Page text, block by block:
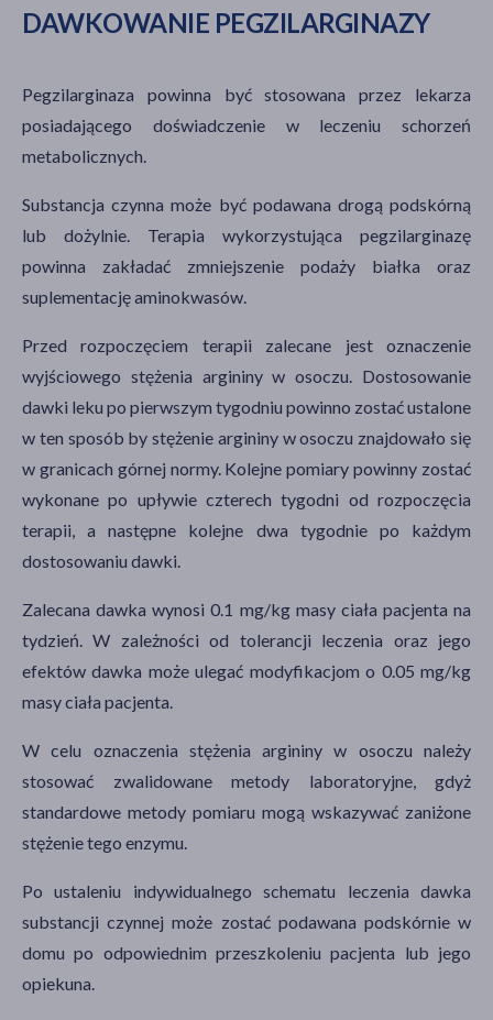
DAWKOWANIE PEGZILARGINAZY
Pegzilarginaza powinna być stosowana przez lekarza
posiadającego doświadczenie w leczeniu schorzeń
metabolicznych.
Substancja czynna może być podawana drogą podskórną
lub dożylnie. Terapia wykorzystująca pegzilarginazę
powinna zakładać zmniejszenie podaży białka oraz
suplementację aminokwasów.
Przed rozpoczęciem terapii zalecane jest oznaczenie
wyjściowego stężenia argininy w osoczu. Dostosowanie
dawki leku po pierwszym tygodniu powinno zostać ustalone
w ten sposób by stężenie argininy w osoczu znajdowało się
w granicach górnej normy. Kolejne pomiary powinny zostać
wykonane po upływie czterech tygodni od rozpoczęcia
terapii, a następne kolejne dwa tygodnie po każdym
dostosowaniu dawki.
Zalecana dawka wynosi 0.1 mg/kg masy ciała pacjenta na
tydzień. W zależności od tolerancji leczenia oraz jego
efektów dawka może ulegać modyfikacjom o 0.05 mg/kg
masy ciała pacjenta.
W celu oznaczenia stężenia argininy w osoczu należy
stosować zwalidowane metody laboratoryjne, gdyż
standardowe metody pomiaru mogą wskazywać zaniżone
stężenie tego enzymu.
Po ustaleniu indywidualnego schematu leczenia dawka
substancji czynnej może zostać podawana podskórnie w
domu po odpowiednim przeszkoleniu pacjenta lub jego
opiekuna.